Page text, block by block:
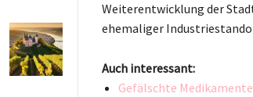
Weiterentwicklung der
ehemaliger
Auch interessant:
Gefälschte